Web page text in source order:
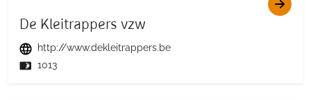
De Kleitrappers vzw
http://www.dekleitrappers.be
1013